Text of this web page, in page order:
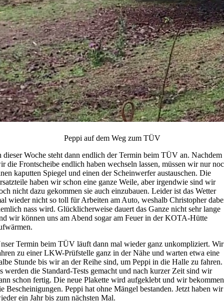
Peppi auf dem Weg zum TÜV
dieser Woche steht dann endlich der Termin beim TÜV an. Nachdem
die Frontscheibe endlich haben wechseln lassen, müssen wir nur
kaputten Spiegel und einen der Scheinwerfer austauschen. Die
haben wir schon eine ganze Weile, aber irgendwie sind wir
nicht dazu gekommen sie auch einzubauen. Leider ist das Wetter
wieder nicht so toll für Arbeiten am Auto, weshalb Christopher
nass wird. Glücklicherweise dauert das Ganze nicht sehr lange
wir können uns am Abend sogar am Feuer in der KOTA-Hütte
Termin beim TÜV läuft dann mal wieder ganz unkompliziert. Wir
zu einer LKW-Prüfstelle ganz in der Nähe und warten etwa eine
Stunde bis wir an der Reihe sind, um Peppi in die Halle zu fahren.
werden die Standard-Tests gemacht und nach kurzer Zeit sind wir
schon fertig. Die neue Plakette wird aufgeklebt und wir bekommen
Bescheinigungen. Peppi hat ohne Mängel bestanden. Jetzt haben wir
ein Jahr bis zum nächsten Mal.